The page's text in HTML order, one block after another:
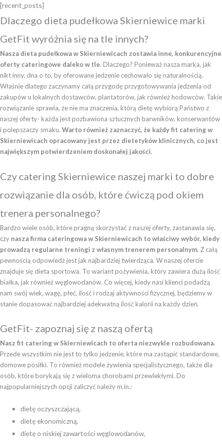
[recent_posts]
Dlaczego dieta pudełkowa Skierniewice marki
GetFit wyróżnia się na tle innych?
Nasza dieta pudełkowa w Skierniewicach zostawia inne, konkurencyjne
oferty cateringowe daleko w tle. Dlaczego? Ponieważ nasza marka, jak
nikt inny, dna o to, by oferowane jedzenie cechowało się naturalnością.
Właśnie dlatego zaczynamy całą przygodę przygotowywania jedzenia od
zakupów u lokalnych dostawców, plantatorów, jak również hodowców. Takie
rozwiązanie sprawia, że nie ma znaczenia, którą dietę wybiorą Państwo z
naszej oferty- każda jest pozbawiona sztucznych barwników, konserwantów
i polepszaczy smaku. Warto również zaznaczyć, że każdy fit catering w
Skierniewicach opracowany jest przez dietetyków klinicznych, co jest
największym potwierdzeniem doskonałej jakości.
Czy catering Skierniewice naszej marki to dobre
rozwiązanie dla osób, które ćwiczą pod okiem
trenera personalnego?
Bardzo wiele osób, które pragną skorzystać z naszej oferty, zastanawia się,
czy nasza firma cateringowa w Skierniewicach to właściwy wybór, kiedy
prowadzą regularne treningi z własnym trenerem personalnym. Z całą
pewnością odpowiedź jest jak najbardziej twierdząca. W naszej ofercie
znajduje się dieta sportowa. To wariant pożywienia, który zawiera dużą ilość
białka, jak również węglowodanów. Co więcej, kiedy nasi klienci podadzą
nam swój wiek, wagę, płeć, ilość i rodzaj aktywności fizycznej, będziemy w
stanie dopasować najbardziej adekwatną ilość kalorii na każdy dzień.
GetFit- zapoznaj się z naszą ofertą
Nasz fit catering w Skierniewicach to oferta niezwykle rozbudowana.
Przede wszystkim nie jest to tylko jedzenie, które ma zastąpić standardowe,
domowe posiłki. To również modele żywienia specjalistycznego, także dla
osób, które borykają się z wieloma chorobami przewlekłymi. Do
najpopularniejszych opcji zaliczyć należy m.in.:
dietę oczyszczającą,
dietę ekonomiczną,
dietę o niskiej zawartości węglowodanów,